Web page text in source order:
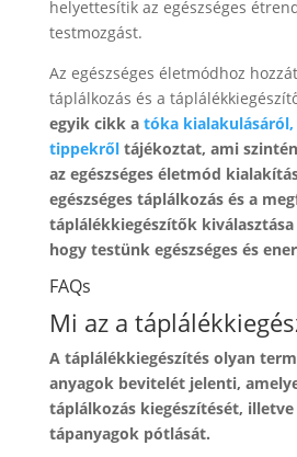
helyettesítik az egészséges
testmozgást.
Az egészséges életmódhoz
táplálkozás és a
egyik cikk a tóka
tippekrőltájékoztat, ami
az egészséges életmód
egészséges táplálkozás és a
táplálékkiegészítők
hogy testünk egészséges és
FAQs
Mi az a
A táplálékkiegészítés olyan
anyagok bevitelét jelenti,
táplálkozás kiegészítését,
tápanyagok pótlását.